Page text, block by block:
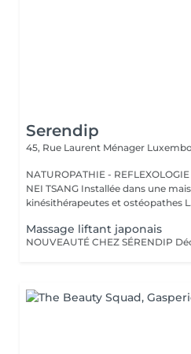
Serendip
45, Rue Laurent Ménager
NATUROPATHIE -
NEI TSANG Installée dans une maison paramédicale entouré de
kinésithérapeutes et ostéopathes
Massage liftant japonais